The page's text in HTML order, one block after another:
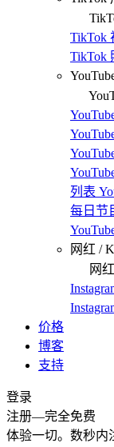
TikTok
TikTok
列表
每日节
网红 /
网
价格
博客
支持
登录
注册—完全免费
体验一切。数秒内